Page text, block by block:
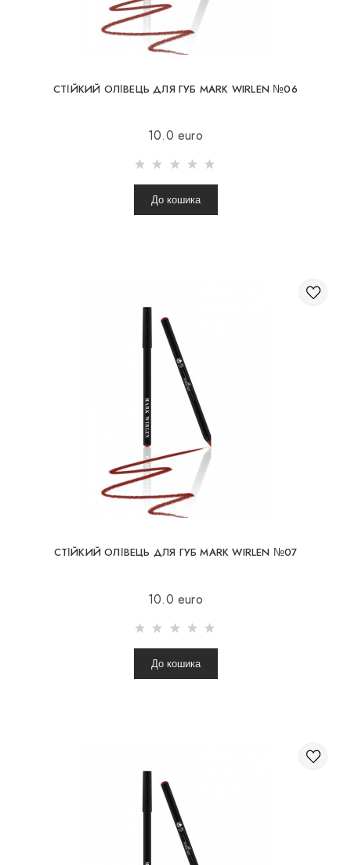
СТІЙКИЙ ОЛІВЕЦЬ ДЛЯ ГУБ MARK WIRLEN №06
10.0 euro
До кошика
СТІЙКИЙ ОЛІВЕЦЬ ДЛЯ ГУБ MARK WIRLEN №07
10.0 euro
До кошика